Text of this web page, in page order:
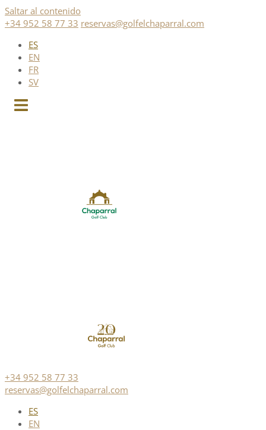
Saltar al contenido
+34 952 58 77 33 reservas@golfelchaparral.com
ES
EN
FR
SV
+34 952 58 77 33
reservas@golfelchaparral.com
ES
EN